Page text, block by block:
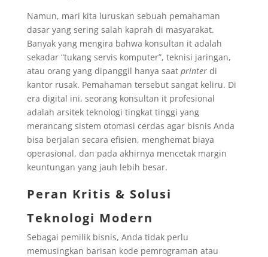
Namun, mari kita luruskan sebuah pemahaman
dasar yang sering salah kaprah di masyarakat.
Banyak yang mengira bahwa konsultan it adalah
sekadar “tukang servis komputer”, teknisi jaringan,
atau orang yang dipanggil hanya saat printerdi
kantor rusak. Pemahaman tersebut sangat keliru. Di
era digital ini, seorang konsultan it profesional
adalah arsitek teknologi tingkat tinggi yang
merancang sistem otomasi cerdas agar bisnis Anda
bisa berjalan secara efisien, menghemat biaya
operasional, dan pada akhirnya mencetak margin
keuntungan yang jauh lebih besar.
Peran Kritis & Solusi
Teknologi Modern
Sebagai pemilik bisnis, Anda tidak perlu
memusingkan barisan kode pemrograman atau